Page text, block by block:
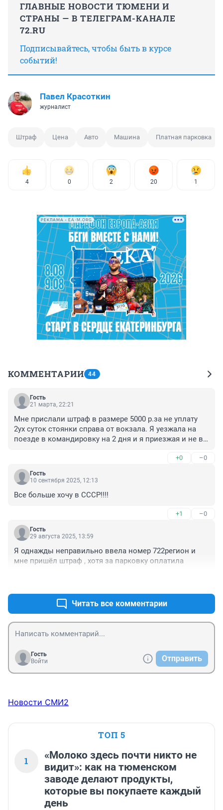
ГЛАВНЫЕ НОВОСТИ ТЮМЕНИ И
СТРАНЫ — В ТЕЛЕГРАМ-КАНАЛЕ
72.RU
Подписывайтесь, чтобы быть в курсе
событий!
Павел Красоткин
журналист
Штраф Цена Авто Машина Платная парковка
4 0 2 20 1
РЕКЛАМА • EA-M.ORG
КОММЕНТАРИИ 44
Гость
21 марта, 22:21
Мне прислали штраф в размере 5000 р.за не уплату
2ух суток стоянки справа от вокзала. Я уезжала на
поезде в командировку на 2 дня и я приезжая и не в
опознавательных знаков и разметки! Обычно такое
так и делается чтобы побольше собирать дань с
людей- типа не знание не причина для не уплаты.
+0 –0
Гость
10 сентября 2025, 12:13
Все больше хочу в СССР!!!!
+1 –0
Гость
29 августа 2025, 13:59
Я однажды неправильно ввела номер 722регион и
мне пришёл штраф , хотя за парковку оплатила
Читать все комментарии
Гость
Войти
Отправить
Новости СМИ2
ТОП 5
1
«Молоко здесь почти никто не
видит»: как на тюменском
заводе делают продукты,
которые вы покупаете каждый
день